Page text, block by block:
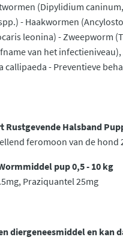
(Dipylidium
- Haakwormen
leonina) - Zweepworm
van het
callipaeda - Preventieve
Rustgevende Halsband
feromoon van de hond
pup 0,5 - 10 kg
Praziquantel 25mg
diergeneesmiddel en kan